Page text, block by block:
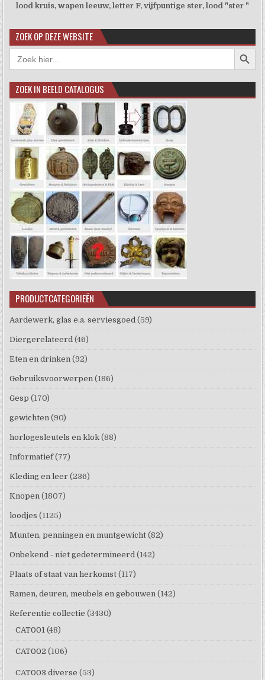
lood kruis, wapen leeuw, letter F, vijfpuntige ster, lood "ster "
ZOEK OP DEZE WEBSITE
Zoek
naar:
ZOEK IN BEELD CATALOGUS
PRODUCTCATEGORIEËN
Aardewerk, glas e.a. serviesgoed (59)
Diergerelateerd (46)
Eten en drinken (92)
Gebruiksvoorwerpen (186)
Gesp (170)
gewichten (90)
horlogesleutels en klok (88)
Informatief (77)
Kleding en leer (236)
Knopen (1807)
loodjes (1125)
Munten, penningen en muntgewicht (82)
Onbekend - niet gedetermineerd (142)
Plaats of staat van herkomst (117)
Ramen, deuren, meubels en gebouwen (142)
Referentie collectie (3430)
CAT001 (48)
CAT002 (106)
CAT003 diverse (53)